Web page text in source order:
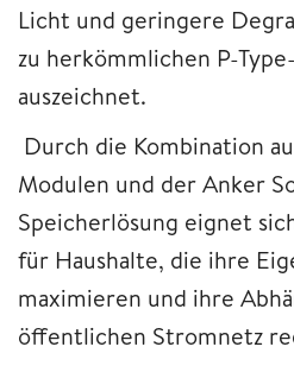
Licht und geringere
zu herkömmlichen P-
auszeichnet.
Durch die Kombination
Modulen und der Anker
Speicherlösung eignet
für Haushalte, die ihre
maximieren und ihre
öffentlichen Stromnetz